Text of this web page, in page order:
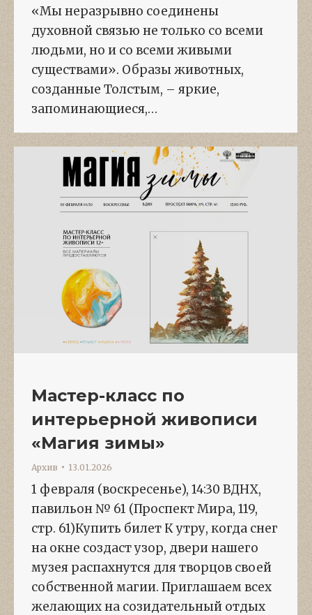
«Мы неразрывно соединены
духовной связью не только со всеми
людьми, но и со всеми живыми
существами». Образы животных,
созданные Толстым, – яркие,
запоминающиеся,…
Мастер-класс по
интерьерной живописи
«Магия зимы»
Архив 13.01.2026
1 февраля (воскресенье), 14:30 ВДНХ,
павильон № 61 (Проспект Мира, 119,
стр. 61)Купить билет К утру, когда снег
на окне создаст узор, двери нашего
музея распахнутся для творцов своей
собственной магии. Приглашаем всех
желающих на созидательный отдых